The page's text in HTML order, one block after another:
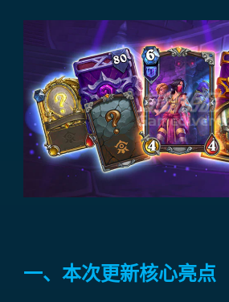
一、本次更新核心亮点